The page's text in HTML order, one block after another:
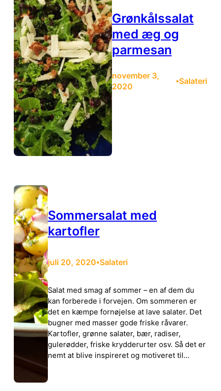
Grønkålssalat
med æg og
parmesan
november 3,
2020
•Salateri
Sommersalat med
kartofler
juli 20, 2020•Salateri
Salat med smag af sommer – en af dem du
kan forberede i forvejen. Om sommeren er
det en kæmpe fornøjelse at lave salater. Det
bugner med masser gode friske råvarer.
Kartofler, grønne salater, bær, radiser,
gulerødder, friske krydderurter osv. Så det er
nemt at blive inspireret og motiveret til…